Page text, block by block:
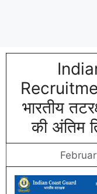
भारतीय
की अंतिम